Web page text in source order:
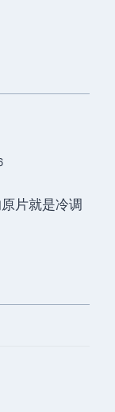
片就是冷调